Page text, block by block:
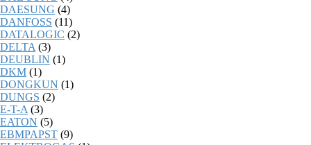
DAESUNG (4)
DANFOSS (11)
DATALOGIC (2)
DELTA (3)
DEUBLIN (1)
DKM (1)
DONGKUN (1)
DUNGS (2)
E-T-A (3)
EATON (5)
EBMPAPST (9)